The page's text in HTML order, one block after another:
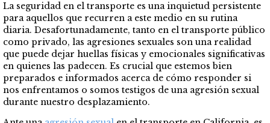
La seguridad en el transporte es una inquietud persistente
para aquellos que recurren a este medio en su rutina
diaria. Desafortunadamente, tanto en el transporte público
como privado, las agresiones sexuales son una realidad
que puede dejar huellas físicas y emocionales significativas
en quienes las padecen. Es crucial que estemos bien
preparados e informados acerca de cómo responder si
nos enfrentamos o somos testigos de una agresión sexual
durante nuestro desplazamiento.